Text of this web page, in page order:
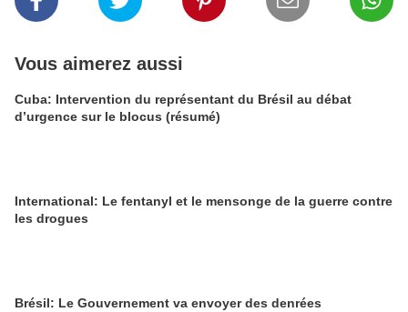
Vous aimerez aussi
Cuba: Intervention du représentant du Brésil au débat
d’urgence sur le blocus (résumé)
International: Le fentanyl et le mensonge de la guerre contre
les drogues
Brésil: Le Gouvernement va envoyer des denrées